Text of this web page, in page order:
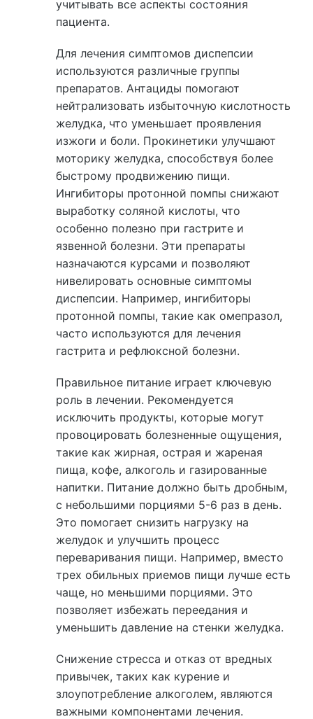
учитывать все аспекты состояния
пациента.
Для лечения симптомов диспепсии
используются различные группы
препаратов. Антациды помогают
нейтрализовать избыточную кислотность
желудка, что уменьшает проявления
изжоги и боли. Прокинетики улучшают
моторику желудка, способствуя более
быстрому продвижению пищи.
Ингибиторы протонной помпы снижают
выработку соляной кислоты, что
особенно полезно при гастрите и
язвенной болезни. Эти препараты
назначаются курсами и позволяют
нивелировать основные симптомы
диспепсии. Например, ингибиторы
протонной помпы, такие как омепразол,
часто используются для лечения
гастрита и рефлюксной болезни.
Правильное питание играет ключевую
роль в лечении. Рекомендуется
исключить продукты, которые могут
провоцировать болезненные ощущения,
такие как жирная, острая и жареная
пища, кофе, алкоголь и газированные
напитки. Питание должно быть дробным,
с небольшими порциями 5-6 раз в день.
Это помогает снизить нагрузку на
желудок и улучшить процесс
переваривания пищи. Например, вместо
трех обильных приемов пищи лучше есть
чаще, но меньшими порциями. Это
позволяет избежать переедания и
уменьшить давление на стенки желудка.
Снижение стресса и отказ от вредных
привычек, таких как курение и
злоупотребление алкоголем, являются
важными компонентами лечения.